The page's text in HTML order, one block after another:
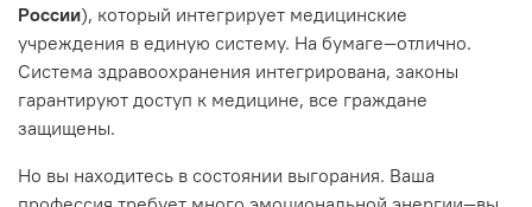
России), который интегрирует медицинские
учреждения в единую систему. На бумаге—отлично.
Система здравоохранения интегрирована, законы
гарантируют доступ к медицине, все граждане
защищены.
Но вы находитесь в состоянии выгорания. Ваша